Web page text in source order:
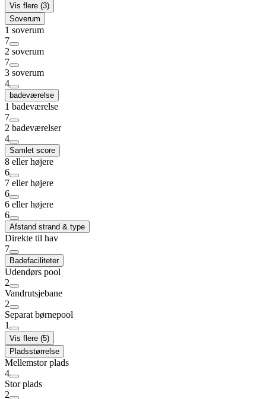
Vis flere (3)
Soverum
1 soverum
7
2 soverum
7
3 soverum
4
badeværelse
1 badeværelse
7
2 badeværelser
4
Samlet score
8 eller højere
6
7 eller højere
6
6 eller højere
6
Afstand strand & type
Direkte til hav
7
Badefaciliteter
Udendørs pool
2
Vandrutsjebane
2
Separat børnepool
1
Vis flere (5)
Pladsstørrelse
Mellemstor plads
4
Stor plads
2